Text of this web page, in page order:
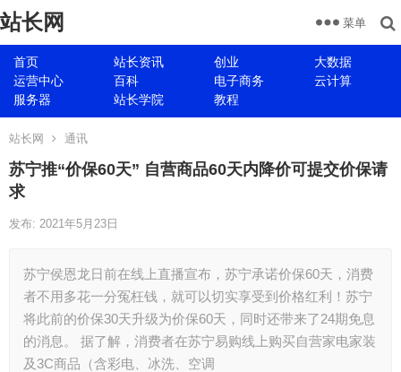
站长网
首页 站长资讯 创业
大数据
运营中心
百科 电子商务
云计算
服务器
站长学院 教程
菜单
站长网 通讯
苏宁推“价保60天” 自营商品60天内降价可提交价保请
求
发布: 2021年5月23日
苏宁侯恩龙日前在线上直播宣布，苏宁承诺价保60天，消费
者不用多花一分冤枉钱，就可以切实享受到价格红利！苏宁
将此前的价保30天升级为价保60天，同时还带来了24期免息
的消息。 据了解，消费者在苏宁易购线上购买自营家电家装
及3C商品（含彩电、冰洗、空调